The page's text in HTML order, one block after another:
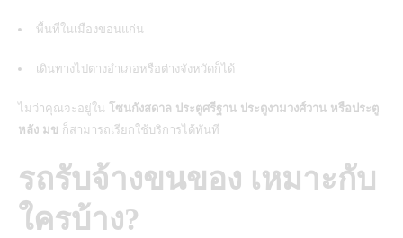
พื้นที่ในเมืองขอนแก่น
เดินทางไปต่างอำเภอหรือต่างจังหวัดก็ได้
ไม่ว่าคุณจะอยู่ใน โซนกังสดาล ประตูศรีฐาน ประตูงามวงศ์วาน หรือประตู
หลัง มข ก็สามารถเรียกใช้บริการได้ทันที
รถรับจ้างขนของ เหมาะกับ
ใครบ้าง?